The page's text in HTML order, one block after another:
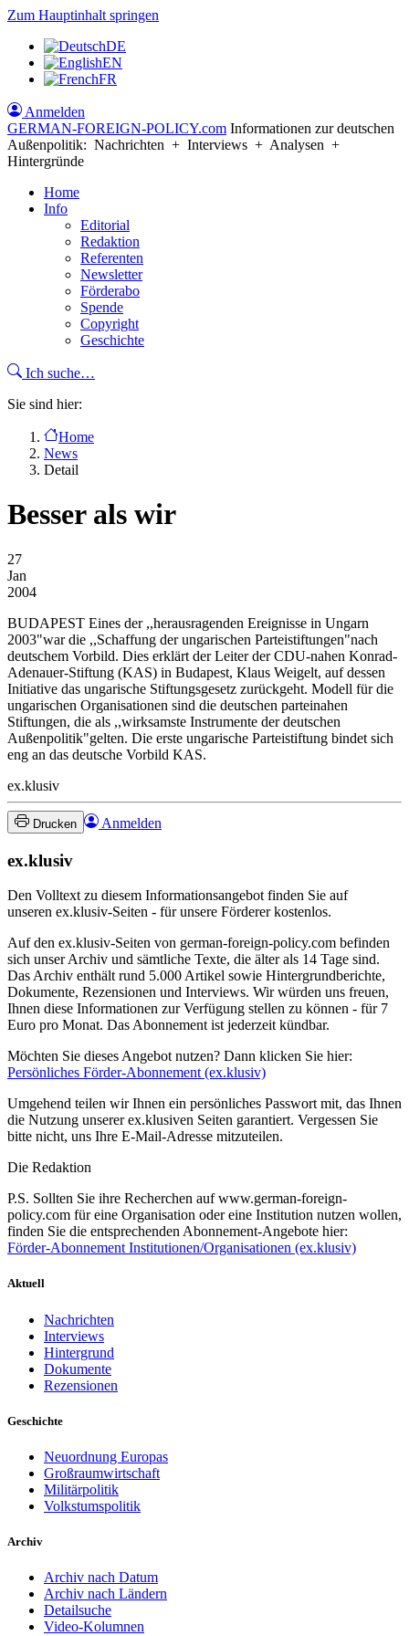
Zum Hauptinhalt springen
DE
EN
FR
Anmelden
GERMAN-FOREIGN-POLICY.com Informationen zur deutschen
Außenpolitik: Nachrichten + Interviews + Analysen +
Hintergründe
Home
Info
Editorial
Redaktion
Referenten
Newsletter
Förderabo
Spende
Copyright
Geschichte
Ich suche…
Sie sind hier:
Home
News
Detail
Besser als wir
27
Jan
2004
BUDAPEST Eines der ,,herausragenden Ereignisse in Ungarn
2003"war die ,,Schaffung der ungarischen Parteistiftungen"nach
deutschem Vorbild. Dies erklärt der Leiter der CDU-nahen Konrad-
Adenauer-Stiftung (KAS) in Budapest, Klaus Weigelt, auf dessen
Initiative das ungarische Stiftungsgesetz zurückgeht. Modell für die
ungarischen Organisationen sind die deutschen parteinahen
Stiftungen, die als ,,wirksamste Instrumente der deutschen
Außenpolitik"gelten. Die erste ungarische Parteistiftung bindet sich
eng an das deutsche Vorbild KAS.
ex.klusiv
Drucken Anmelden
ex.klusiv
Den Volltext zu diesem Informationsangebot finden Sie auf
unseren ex.klusiv-Seiten - für unsere Förderer kostenlos.
Auf den ex.klusiv-Seiten von german-foreign-policy.com befinden
sich unser Archiv und sämtliche Texte, die älter als 14 Tage sind.
Das Archiv enthält rund 5.000 Artikel sowie Hintergrundberichte,
Dokumente, Rezensionen und Interviews. Wir würden uns freuen,
Ihnen diese Informationen zur Verfügung stellen zu können - für 7
Euro pro Monat. Das Abonnement ist jederzeit kündbar.
Möchten Sie dieses Angebot nutzen? Dann klicken Sie hier:
Persönliches Förder-Abonnement (ex.klusiv)
Umgehend teilen wir Ihnen ein persönliches Passwort mit, das Ihnen
die Nutzung unserer ex.klusiven Seiten garantiert. Vergessen Sie
bitte nicht, uns Ihre E-Mail-Adresse mitzuteilen.
Die Redaktion
P.S. Sollten Sie ihre Recherchen auf www.german-foreign-
policy.com für eine Organisation oder eine Institution nutzen wollen,
finden Sie die entsprechenden Abonnement-Angebote hier:
Förder-Abonnement Institutionen/Organisationen (ex.klusiv)
Aktuell
Nachrichten
Interviews
Hintergrund
Dokumente
Rezensionen
Geschichte
Neuordnung Europas
Großraumwirtschaft
Militärpolitik
Volkstumspolitik
Archiv
Archiv nach Datum
Archiv nach Ländern
Detailsuche
Video-Kolumnen